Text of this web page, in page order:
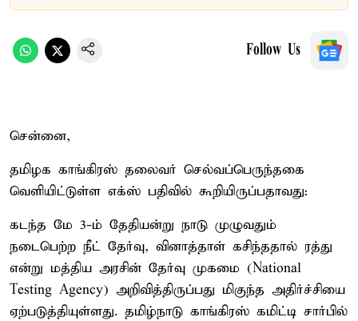
Follow Us
சென்னை,
தமிழக காங்கிரஸ் தலைவர் செல்வப்பெருந்தகை
வெளியிட்டுள்ள எக்ஸ் பதிவில் கூறியிருப்பதாவது:
கடந்த மே 3-ம் தேதியன்று நாடு முழுவதும்
நடைபெற்ற நீட் தேர்வு, வினாத்தாள் கசிந்ததால் ரத்து
என்று மத்திய அரசின் தேர்வு முகமை (National
Testing Agency) அறிவித்திருப்பது மிகுந்த அதிர்ச்சியை
ஏற்படுத்தியுள்ளது. தமிழ்நாடு காங்கிரஸ் கமிட்டி சார்பில்